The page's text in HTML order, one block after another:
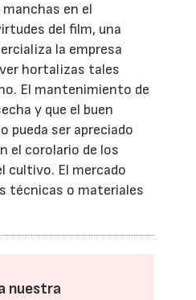
en el
del film, una
la empresa
hortalizas tales
El mantenimiento de
y que el buen
pueda ser apreciado
el corolario de los
cultivo. El mercado
técnicas o materiales
nuestra